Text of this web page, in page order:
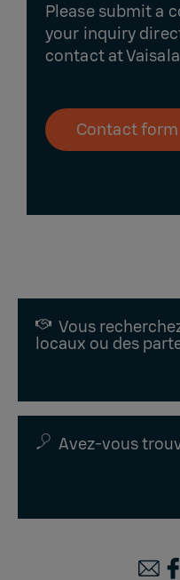
Please submit a
your inquiry
contact at
Contact form
Vous
locaux ou des
Avez-vous